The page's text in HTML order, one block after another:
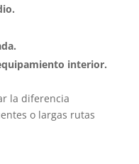
interior.
la diferencia
o largas rutas